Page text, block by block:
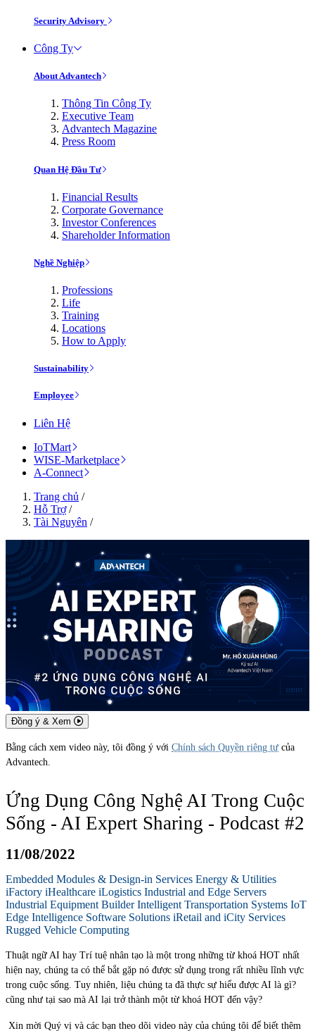
Security Advisory
Công Ty
About Advantech
Thông Tin Công Ty
Executive Team
Advantech Magazine
Press Room
Quan Hệ Đầu Tư
Financial Results
Corporate Governance
Investor Conferences
Shareholder Information
Nghề Nghiệp
Professions
Life
Training
Locations
How to Apply
Sustainability
Employee
Liên Hệ
IoTMart
WISE-Marketplace
A-Connect
Trang chủ /
Hỗ Trợ/
Tài Nguyên /
Đồng ý & Xem
Bằng cách xem video này, tôi đồng ý với Chính sách Quyền riêng tư của
Advantech.
Ứng Dụng Công Nghệ AI Trong Cuộc
Sống - AI Expert Sharing - Podcast #2
11/08/2022
Embedded Modules & Design-in Services Energy & Utilities
iFactory iHealthcare iLogistics Industrial and Edge Servers
Industrial Equipment Builder Intelligent Transportation Systems IoT
Edge Intelligence Software Solutions iRetail and iCity Services
Rugged Vehicle Computing
Thuật ngữ AI hay Trí tuệ nhân tạo là một trong những từ khoá HOT nhất
hiện nay, chúng ta có thể bắt gặp nó được sử dụng trong rất nhiều lĩnh vực
trong cuộc sống. Tuy nhiên, liệu chúng ta đã thực sự hiểu được AI là gì?
cũng như tại sao mà AI lại trở thành một từ khoá HOT đến vậy?
Xin mời Quý vị và các bạn theo dõi video này của chúng tôi để biết thêm